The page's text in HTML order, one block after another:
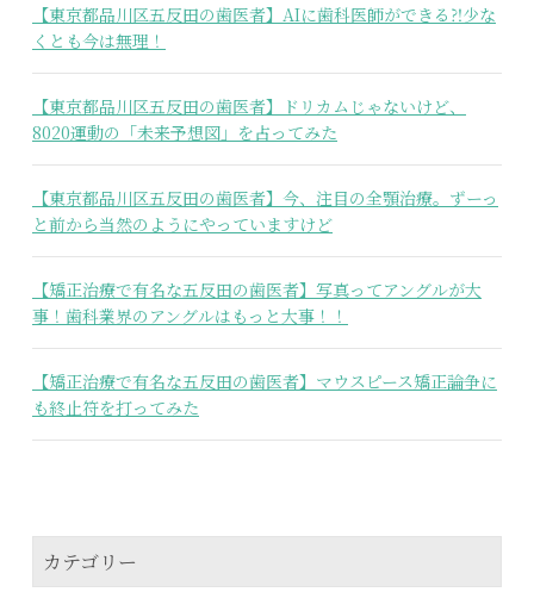
【東京都品川区五反田の歯医者】AIに歯科医師ができる⁈少な
くとも今は無理！
【東京都品川区五反田の歯医者】ドリカムじゃないけど、
8020運動の「未来予想図」を占ってみた
【東京都品川区五反田の歯医者】今、注目の全顎治療。ずーっ
と前から当然のようにやっていますけど
【矯正治療で有名な五反田の歯医者】写真ってアングルが大
事！歯科業界のアングルはもっと大事！！
【矯正治療で有名な五反田の歯医者】マウスピース矯正論争に
も終止符を打ってみた
カテゴリー